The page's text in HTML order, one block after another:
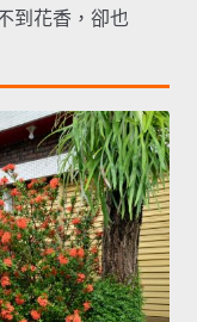
到花香，卻也